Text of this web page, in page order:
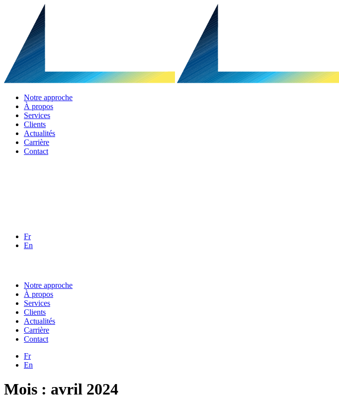
Notre approche
À propos
Services
Clients
Actualités
Carrière
Contact
Fr
En
Notre approche
À propos
Services
Clients
Actualités
Carrière
Contact
Fr
En
Mois : avril 2024